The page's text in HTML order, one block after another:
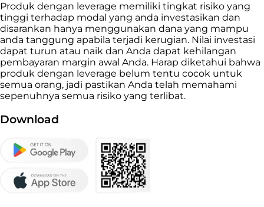
Produk dengan leverage memiliki tingkat risiko yang
tinggi terhadap modal yang anda investasikan dan
disarankan hanya menggunakan dana yang mampu
anda tanggung apabila terjadi kerugian. Nilai investasi
dapat turun atau naik dan Anda dapat kehilangan
pembayaran margin awal Anda. Harap diketahui bahwa
produk dengan leverage belum tentu cocok untuk
semua orang, jadi pastikan Anda telah memahami
sepenuhnya semua risiko yang terlibat.
Download